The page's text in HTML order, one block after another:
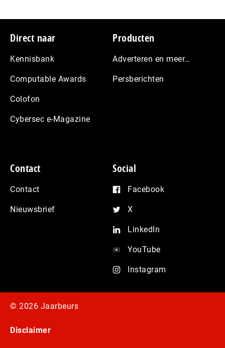
Footer
Direct naar
Kennisbank
Computable Awards
Colofon
Cybersec e-Magazine
Producten
Adverteren en meer…
Persberichten
Contact
Contact
Nieuwsbrief
Social
Facebook
X
LinkedIn
YouTube
Instagram
© 2026 Jaarbeurs
Disclaimer